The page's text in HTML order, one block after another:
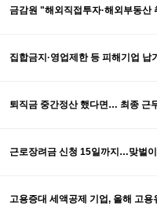
금감원 "해외직접투자·해외부동
집합금지·영업제한 등 피해기업
퇴직금 중간정산 했다면… 최종 근
근로장려금 신청 15일까지…맞벌
고용증대 세액공제 기업, 올해 고